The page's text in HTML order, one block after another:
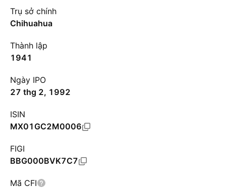
Trụ sở chính
Chihuahua
Thành lập
1941
Ngày IPO
27 thg 2, 1992
ISIN
MX01GC2M0006
FIGI
BBG000BVK7C7
Mã CFI